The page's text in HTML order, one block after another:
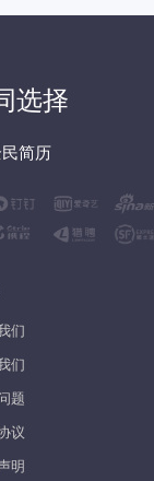
选择
简历
们
们
题
议
明